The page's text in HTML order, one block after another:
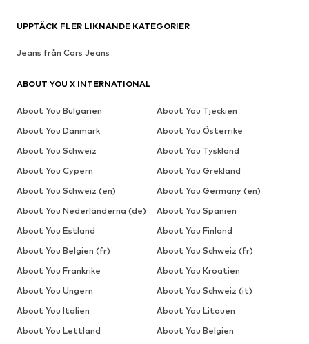
UPPTÄCK FLER LIKNANDE KATEGORIER
Jeans från Cars Jeans
ABOUT YOU X INTERNATIONAL
About You Bulgarien
About You Tjeckien
About You Danmark
About You Österrike
About You Schweiz
About You Tyskland
About You Cypern
About You Grekland
About You Schweiz (en)
About You Germany (en)
About You Nederländerna (de)
About You Spanien
About You Estland
About You Finland
About You Belgien (fr)
About You Schweiz (fr)
About You Frankrike
About You Kroatien
About You Ungern
About You Schweiz (it)
About You Italien
About You Litauen
About You Lettland
About You Belgien